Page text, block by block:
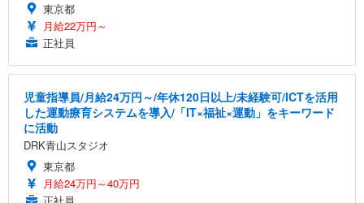
東京都
月給22万円～
正社員
児童指導員/月給24万円～/年休120日以上/未経験可/ICTを活用
した運動療育システムを導入/「IT×福祉×運動」をキーワード
に活動
DRK青山スタジオ
東京都
月給24万円～40万円